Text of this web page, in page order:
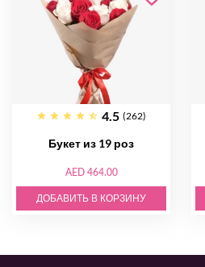
4.5 (262)
Букет из 19 роз
AED 464.00
ДОБАВИТЬ В КОРЗИНУ